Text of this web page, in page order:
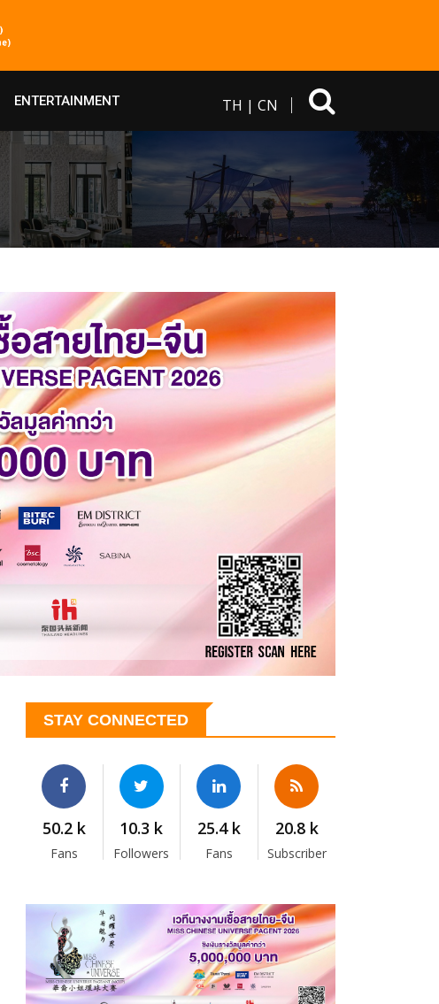
ENTERTAINMENT TH | CN
STAY CONNECTED
50.2 k
Fans
10.3 k
Followers
25.4 k
Fans
20.8 k
Subscriber